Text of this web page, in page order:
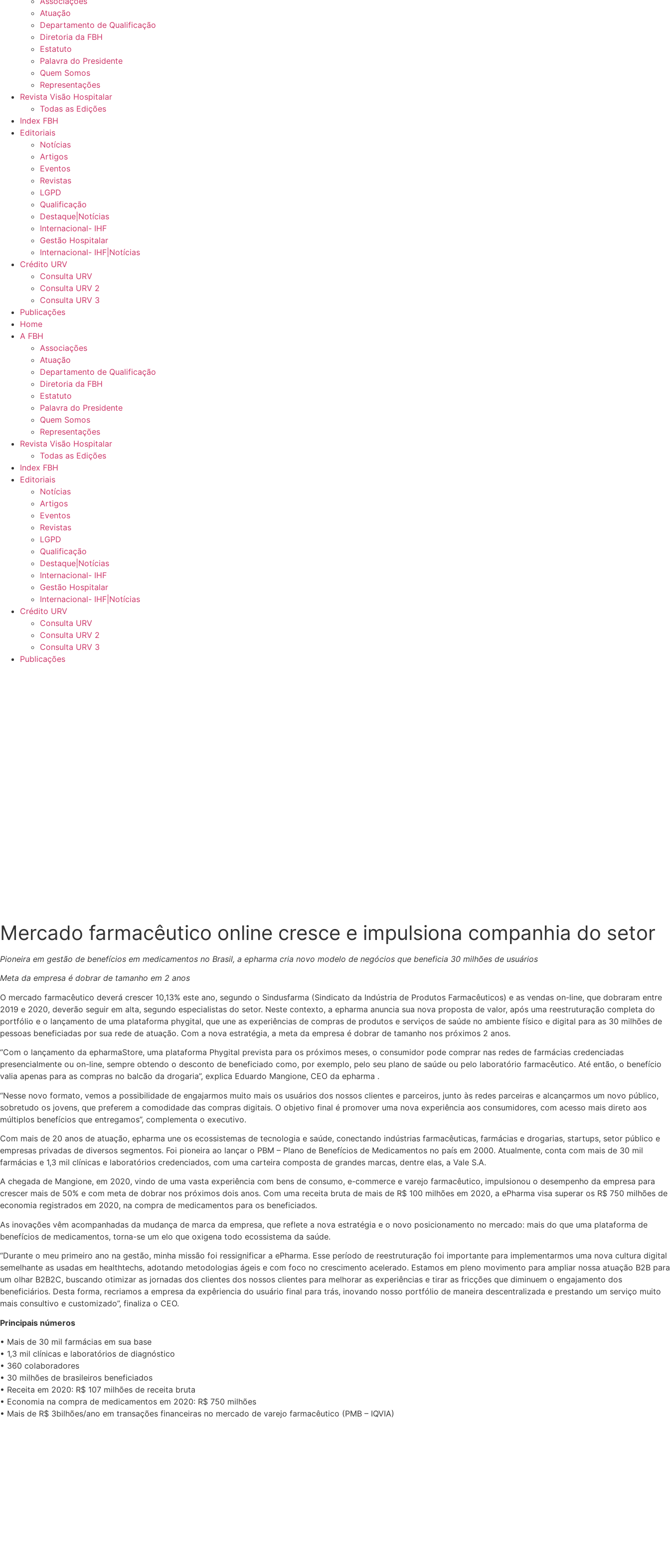
Atuação
Departamento de Qualificação
Diretoria da FBH
Estatuto
Palavra do Presidente
Quem Somos
Representações
Revista Visão Hospitalar
Todas as Edições
Index FBH
Editoriais
Notícias
Artigos
Eventos
Revistas
LGPD
Qualificação
Destaque|Notícias
Internacional- IHF
Gestão Hospitalar
Internacional- IHF|Notícias
Crédito URV
Consulta URV
Consulta URV 2
Consulta URV 3
Publicações
Home
A FBH
Associações
Atuação
Departamento de Qualificação
Diretoria da FBH
Estatuto
Palavra do Presidente
Quem Somos
Representações
Revista Visão Hospitalar
Todas as Edições
Index FBH
Editoriais
Notícias
Artigos
Eventos
Revistas
LGPD
Qualificação
Destaque|Notícias
Internacional- IHF
Gestão Hospitalar
Internacional- IHF|Notícias
Crédito URV
Consulta URV
Consulta URV 2
Consulta URV 3
Publicações
Mercado farmacêutico online cresce e impulsiona companhia do setor
Pioneira em gestão de benefícios em medicamentos no Brasil, a epharma cria novo modelo de negócios que beneficia 30 milhões de usuários
Meta da empresa é dobrar de tamanho em 2 anos
O mercado farmacêutico deverá crescer 10,13% este ano, segundo o Sindusfarma (Sindicato da Indústria de Produtos Farmacêuticos) e as vendas on-line, que dobraram entre
2019 e 2020, deverão seguir em alta, segundo especialistas do setor. Neste contexto, a epharma anuncia sua nova proposta de valor, após uma reestruturação completa do
portfólio e o lançamento de uma plataforma phygital, que une as experiências de compras de produtos e serviços de saúde no ambiente físico e digital para as 30 milhões de
pessoas beneficiadas por sua rede de atuação. Com a nova estratégia, a meta da empresa é dobrar de tamanho nos próximos 2 anos.
“Com o lançamento da epharmaStore, uma plataforma Phygital prevista para os próximos meses, o consumidor pode comprar nas redes de farmácias credenciadas
presencialmente ou on-line, sempre obtendo o desconto de beneficiado como, por exemplo, pelo seu plano de saúde ou pelo laboratório farmacêutico. Até então, o benefício
valia apenas para as compras no balcão da drogaria”, explica Eduardo Mangione, CEO da epharma .
“Nesse novo formato, vemos a possibilidade de engajarmos muito mais os usuários dos nossos clientes e parceiros, junto às redes parceiras e alcançarmos um novo público,
sobretudo os jovens, que preferem a comodidade das compras digitais. O objetivo final é promover uma nova experiência aos consumidores, com acesso mais direto aos
múltiplos benefícios que entregamos”, complementa o executivo.
Com mais de 20 anos de atuação, epharma une os ecossistemas de tecnologia e saúde, conectando indústrias farmacêuticas, farmácias e drogarias, startups, setor público e
empresas privadas de diversos segmentos. Foi pioneira ao lançar o PBM – Plano de Benefícios de Medicamentos no país em 2000. Atualmente, conta com mais de 30 mil
farmácias e 1,3 mil clínicas e laboratórios credenciados, com uma carteira composta de grandes marcas, dentre elas, a Vale S.A.
A chegada de Mangione, em 2020, vindo de uma vasta experiência com bens de consumo, e-commerce e varejo farmacêutico, impulsionou o desempenho da empresa para
crescer mais de 50% e com meta de dobrar nos próximos dois anos. Com uma receita bruta de mais de R$ 100 milhões em 2020, a ePharma visa superar os R$ 750 milhões de
economia registrados em 2020, na compra de medicamentos para os beneficiados.
As inovações vêm acompanhadas da mudança de marca da empresa, que reflete a nova estratégia e o novo posicionamento no mercado: mais do que uma plataforma de
benefícios de medicamentos, torna-se um elo que oxigena todo ecossistema da saúde.
“Durante o meu primeiro ano na gestão, minha missão foi ressignificar a ePharma. Esse período de reestruturação foi importante para implementarmos uma nova cultura digital
semelhante as usadas em healthtechs, adotando metodologias ágeis e com foco no crescimento acelerado. Estamos em pleno movimento para ampliar nossa atuação B2B para
um olhar B2B2C, buscando otimizar as jornadas dos clientes dos nossos clientes para melhorar as experiências e tirar as fricções que diminuem o engajamento dos
beneficiários. Desta forma, recriamos a empresa da expêriencia do usuário final para trás, inovando nosso portfólio de maneira descentralizada e prestando um serviço muito
mais consultivo e customizado”, finaliza o CEO.
Principais números
• Mais de 30 mil farmácias em sua base
• 1,3 mil clínicas e laboratórios de diagnóstico
• 360 colaboradores
• 30 milhões de brasileiros beneficiados
• Receita em 2020: R$ 107 milhões de receita bruta
• Economia na compra de medicamentos em 2020: R$ 750 milhões
• Mais de R$ 3bilhões/ano em transações financeiras no mercado de varejo farmacêutico (PMB – IQVIA)